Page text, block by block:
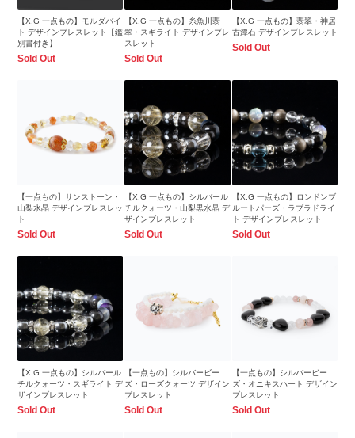
【X.G 一点もの】モルダバイ
ト デザインブレスレット【鑑
別書付き】
Sold Out
【X.G 一点もの】糸魚川翡
翠・スギライト デザインブレ
スレット
Sold Out
【X.G 一点もの】翡翠・神居
古潭石 デザインブレスレット
Sold Out
【一点もの】サンストーン・
山梨水晶 デザインブレスレッ
ト
Sold Out
【X.G 一点もの】シルバール
チルクォーツ・山梨黒水晶 デ
ザインブレスレット
Sold Out
【X.G 一点もの】ロンドンブ
ルートパーズ・ラブラドライ
ト デザインブレスレット
Sold Out
【X.G 一点もの】シルバール
チルクォーツ・スギライト デ
ザインブレスレット
Sold Out
【一点もの】シルバービー
ズ・ローズクォーツ デザイン
ブレスレット
Sold Out
【一点もの】シルバービー
ズ・オニキスハート デザイン
ブレスレット
Sold Out